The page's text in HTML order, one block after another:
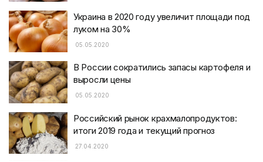
Украина в 2020 году увеличит площади под
луком на 30%
05.05.2020
В России сократились запасы картофеля и
выросли цены
05.05.2020
Российский рынок крахмалопродуктов:
итоги 2019 года и текущий прогноз
27.04.2020